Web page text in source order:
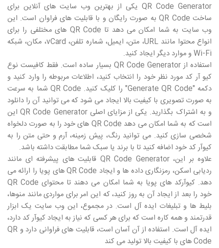
QR Code Generator یکی از بهترین وب سایت های آنلاین برای
ساخت QR Codeبه صورت رایگان و با قابلیت های فراوان است. این
وب سایت به شما امکان می دهد تا QR Code های مختلفی را برای
انواع محتوا مانندURL، متن، ایمیل، شماره تلفن، vCard، مکان، شبکه
Wi-Fi و موارد دیگر ایجاد کنید.
استفاده ازQR Code Generator بسیار ساده است. فقط کافیست نوع
کیو آر کد مورد نظر خود را انتخاب کنید، اطلاعات مربوطه را وارد کنید و
دکمه "Generate QR Code" را کلیک کنید. QR Code شما به سرعت
به صورت تصویری با کیفیت بالا ایجاد می شود که می توانید آن را دانلود
و به اشتراک بگذارید. یکی از مزایای اصلیQR Code Generatorاین
است که به شما امکان می دهد QR Code های خود را به صورت دلخواه
شخصی سازی کنید. می توانید رنگ، پیش زمینه، آرم و حتی متن را به
کیوآر کد خود اضافه کنید تا با برند یا سبک شما مطابقت داشته باشد.
علاوه بر این،QR Code Generator قابلیت های پیشرفته ای مانند
ردیابی اسکن، رمزنگاری داده ها و ایجاد QR Codeهای پویا را ارائه می
دهد. کیوآرکد های پویا به شما امکان می دهند تا محتوای QR Code
خود را بعد از ایجاد آن به روز کنید، که این امر برای مواردی مانند منوها،
بلیط ها و تبلیغات ایده آل است. در مجموع، این وب سایت یک ابزار
قدرتمند و همه کاره است که برای هر کسی که نیاز به ایجاد کیوآر کد دارد،
ایده آل است. استفاده از آن آسان است، قابلیت های فراوانی دارد و QR
Codeهای با کیفیت بالا تولید می کند